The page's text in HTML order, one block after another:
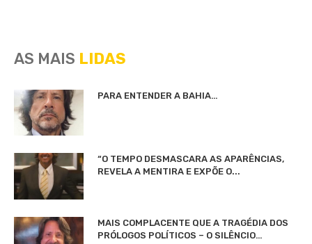
AS MAIS LIDAS
PARA ENTENDER A BAHIA…
“O TEMPO DESMASCARA AS APARÊNCIAS,
REVELA A MENTIRA E EXPÕE O...
MAIS COMPLACENTE QUE A TRAGÉDIA DOS
PRÓLOGOS POLÍTICOS – O SILÊNCIO…